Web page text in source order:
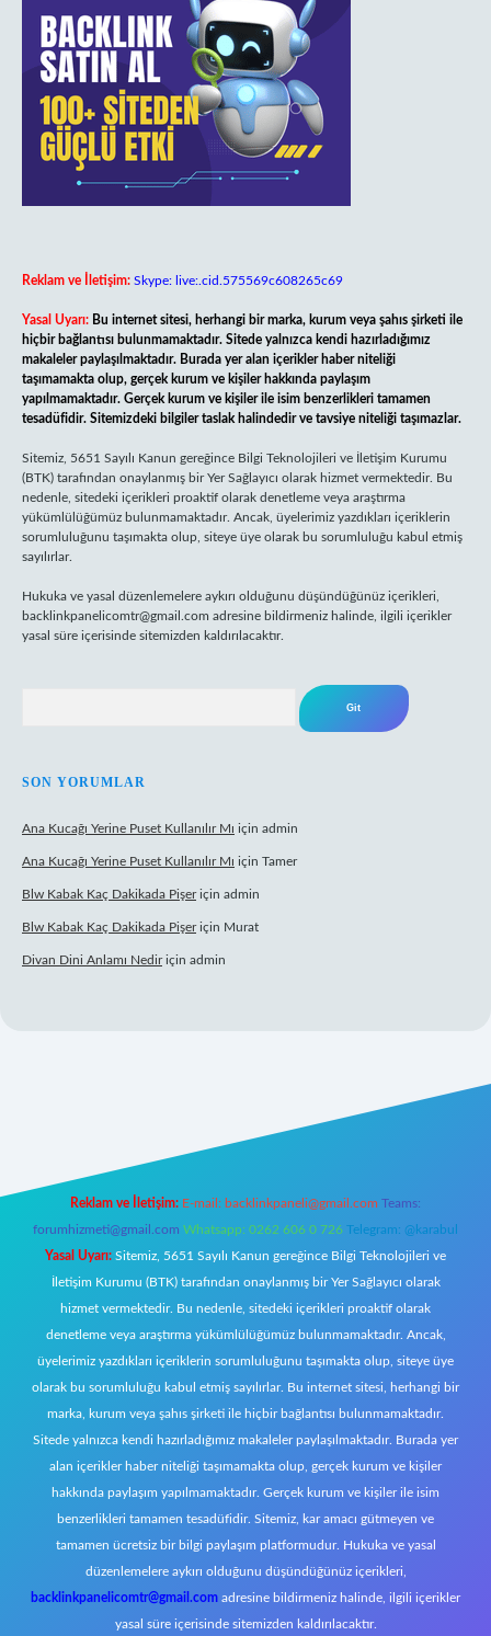
Reklam ve İletişim: Skype: live:.cid.575569c608265c69
Yasal Uyarı: Bu internet sitesi, herhangi bir marka, kurum veya şahıs şirketi ile
hiçbir bağlantısı bulunmamaktadır. Sitede yalnızca kendi hazırladığımız
makaleler paylaşılmaktadır. Burada yer alan içerikler haber niteliği
taşımamakta olup, gerçek kurum ve kişiler hakkında paylaşım
yapılmamaktadır. Gerçek kurum ve kişiler ile isim benzerlikleri tamamen
tesadüfidir. Sitemizdeki bilgiler taslak halindedir ve tavsiye niteliği taşımazlar.
Sitemiz, 5651 Sayılı Kanun gereğince Bilgi Teknolojileri ve İletişim Kurumu
(BTK) tarafından onaylanmış bir Yer Sağlayıcı olarak hizmet vermektedir. Bu
nedenle, sitedeki içerikleri proaktif olarak denetleme veya araştırma
yükümlülüğümüz bulunmamaktadır. Ancak, üyelerimiz yazdıkları içeriklerin
sorumluluğunu taşımakta olup, siteye üye olarak bu sorumluluğu kabul etmiş
sayılırlar.
Hukuka ve yasal düzenlemelere aykırı olduğunu düşündüğünüz içerikleri,
backlinkpanelicomtr@gmail.com adresine bildirmeniz halinde, ilgili içerikler
yasal süre içerisinde sitemizden kaldırılacaktır.
SON YORUMLAR
Ana Kucağı Yerine Puset Kullanılır Mı için admin
Ana Kucağı Yerine Puset Kullanılır Mı için Tamer
Blw Kabak Kaç Dakikada Pişeriçin admin
Blw Kabak Kaç Dakikada Pişeriçin Murat
Divan Dini Anlamı Nediriçin admin
Reklam ve İletişim: E-mail: backlinkpaneli@gmail.com Teams:
forumhizmeti@gmail.com Whatsapp: 0262 606 0 726 Telegram: @karabul
Yasal Uyarı: Sitemiz, 5651 Sayılı Kanun gereğince Bilgi Teknolojileri ve
İletişim Kurumu (BTK) tarafından onaylanmış bir Yer Sağlayıcı olarak
hizmet vermektedir. Bu nedenle, sitedeki içerikleri proaktif olarak
denetleme veya araştırma yükümlülüğümüz bulunmamaktadır. Ancak,
üyelerimiz yazdıkları içeriklerin sorumluluğunu taşımakta olup, siteye üye
olarak bu sorumluluğu kabul etmiş sayılırlar. Bu internet sitesi, herhangi bir
marka, kurum veya şahıs şirketi ile hiçbir bağlantısı bulunmamaktadır.
Sitede yalnızca kendi hazırladığımız makaleler paylaşılmaktadır. Burada yer
alan içerikler haber niteliği taşımamakta olup, gerçek kurum ve kişiler
hakkında paylaşım yapılmamaktadır. Gerçek kurum ve kişiler ile isim
benzerlikleri tamamen tesadüfidir. Sitemiz, kar amacı gütmeyen ve
tamamen ücretsiz bir bilgi paylaşım platformudur. Hukuka ve yasal
düzenlemelere aykırı olduğunu düşündüğünüz içerikleri,
backlinkpanelicomtr@gmail.com adresine bildirmeniz halinde, ilgili içerikler
yasal süre içerisinde sitemizden kaldırılacaktır.